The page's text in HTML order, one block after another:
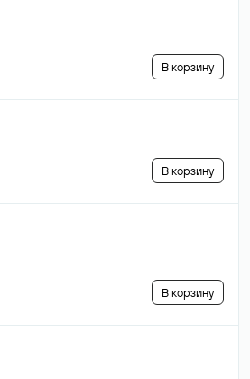
В корзину
В корзину
В корзину